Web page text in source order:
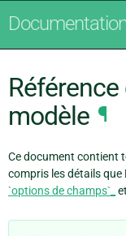
modèle ¶
Ce document contient
compris les détails
`options de champs`_